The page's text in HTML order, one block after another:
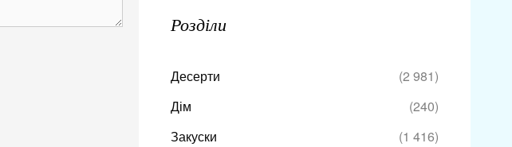
Розділи
Десерти
(2 981)
Дім
(240)
Закуски
(1 416)